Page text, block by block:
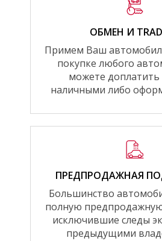
ОБМЕН И
Примем Ваш
покупке любого
можете доплатить
наличными либо
ПРЕДПРОДАЖНАЯ
Большинство
полную
исключившие следы
предыдущими